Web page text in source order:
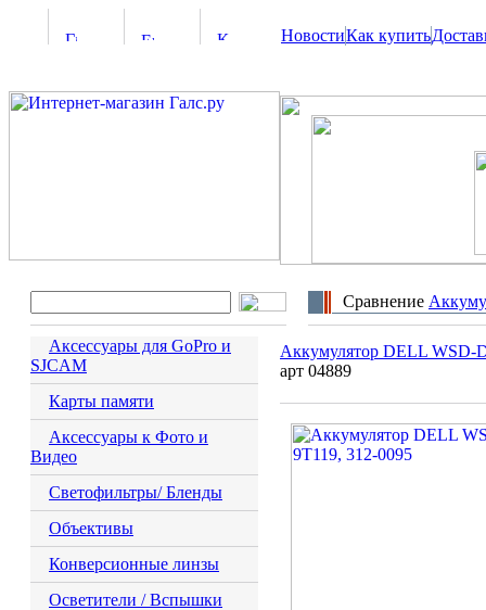
НовостиКак купить
Сравнение
Аксессуары для GoPro и
SJCAM
Карты памяти
Аксессуары к Фото и
Видео
Светофильтры/ Бленды
Объективы
Конверсионные линзы
Осветители / Вспышки
Аккумулятор DELL WSD-
арт 04889